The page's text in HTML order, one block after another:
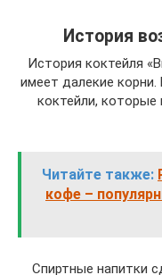
История
История коктейля
имеет далекие
коктейли, которые
Читайте также:
кофе –
Спиртные напитки